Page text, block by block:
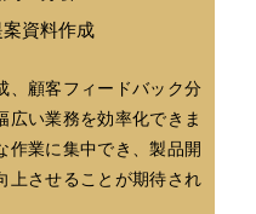
資料作成
、顧客フィードバック分
広い業務を効率化できま
作業に集中でき、製品開
上させることが期待され